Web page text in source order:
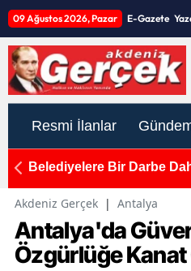
09 Ağustos 2026, Pazar E-Gazete
Resmi İlanlar
Belediyelere Bir Darbe
Akdeniz Gerçek | Antalya
Antalya'da
Özgürlüğe Kanat